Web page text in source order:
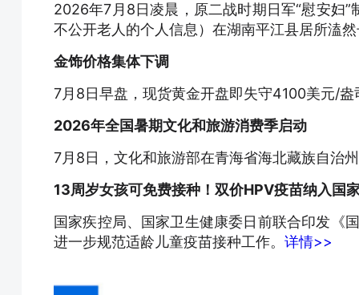
2026年7月8日凌晨，原二战时期日军“慰安妇
不公开老人的个人信息）在湖南平江县居所溘
金饰价格集体下调
7月8日早盘，现货黄金开盘即失守4100美元/盎
2026年全国暑期文化和旅游消费季启动
7月8日，文化和旅游部在青海省海北藏族自治
13周岁女孩可免费接种！双价HPV疫苗纳入国
国家疾控局、国家卫生健康委日前联合印发《
进一步规范适龄儿童疫苗接种工作。 详情>>